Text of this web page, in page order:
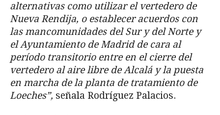
alternativas como utilizar el vertedero de
Nueva Rendija, o establecer acuerdos con
las mancomunidades del Sur y del Norte y
el Ayuntamiento de Madrid de cara al
período transitorio entre en el cierre del
vertedero al aire libre de Alcalá y la puesta
en marcha de la planta de tratamiento de
Loeches”, señala Rodríguez Palacios.